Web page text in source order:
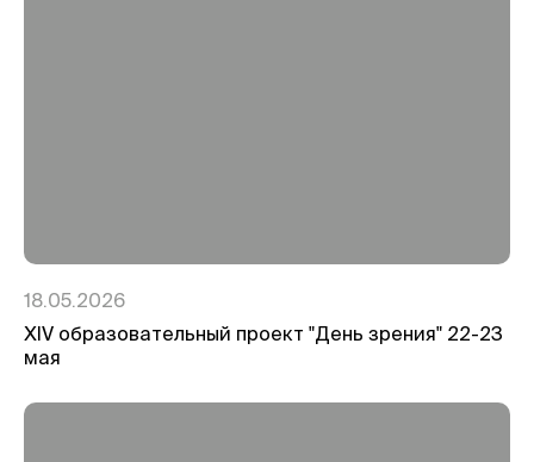
18.05.2026
ХIV образовательный проект "День зрения" 22-23
мая